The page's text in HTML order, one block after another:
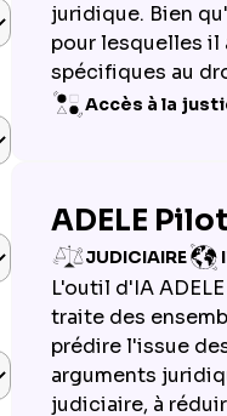
juridique. Bien
pour lesquelles il
spécifiques au
Accès à la
ADELE
JUDICIAIRE
L'outil d'IA
traite des
prédire l'issue
arguments
judiciaire, à